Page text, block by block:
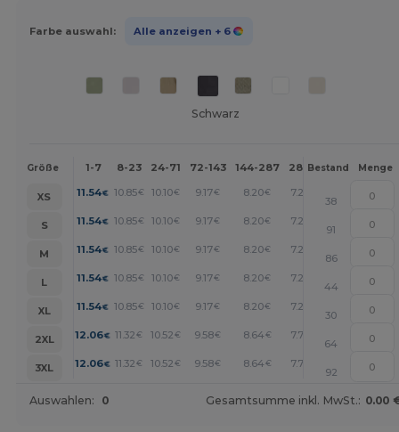
Farbe auswahl: Alle anzeigen + 6
Schwarz
Größe 1-7 8-23 24-71 72-143 144-287 288 + Mehr
Bestand Menge
XS 11.54€ 10.85€ 10.10€ 9.17€ 8.20€ 7.22
38
S
11.54€ 10.85€ 10.10€ 9.17€ 8.20€ 7.22
91
M
11.54€ 10.85€ 10.10€ 9.17€ 8.20€ 7.22
86
L
11.54€ 10.85€ 10.10€ 9.17€ 8.20€ 7.22
44
XL
11.54€ 10.85€ 10.10€ 9.17€ 8.20€ 7.22
30
2XL
12.06€ 11.32 € 10.52€ 9.58€ 8.64€ 7.78
64
3XL
12.06€ 11.32 € 10.52€ 9.58€ 8.64€ 7.78
92
Auswahlen: 0 Gesamtsumme inkl. MwSt.: 0.00